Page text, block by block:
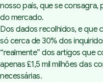
nosso país, que se consagra,
do mercado.
Dos dados recolhidos, e que
só cerca de 30% dos
“realmente” dos artigos que
apenas £1,5 mil milhões das
necessárias.